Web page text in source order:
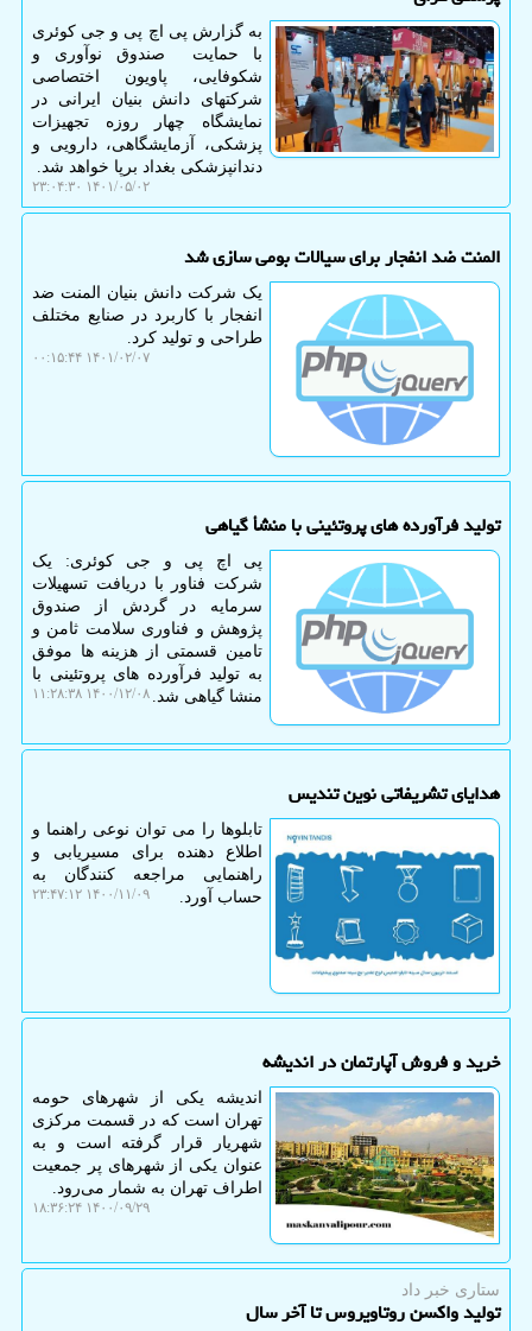
به گزارش پی اچ پی و جی کوئری
با حمایت ‎ صندوق نوآوری و
شکوفایی، پاویون اختصاصی
شرکتهای دانش بنیان ایرانی در
نمایشگاه چهار روزه تجهیزات
پزشکی، آزمایشگاهی، دارویی و
دندانپزشکی بغداد برپا خواهد شد.
۱۴۰۱/۰۵/۰۲ ۲۳:۰۴:۳۰
المنت ضد انفجار برای سیالات بومی سازی شد
یک شرکت دانش بنیان المنت ضد
انفجار با کاربرد در صنایع مختلف
طراحی و تولید کرد.
۱۴۰۱/۰۲/۰۷ ۰۰:۱۵:۴۴
تولید فرآورده های پروتئینی با منشأ گیاهی
پی اچ پی و جی کوئری: یک
شرکت فناور با دریافت تسهیلات
سرمایه در گردش از صندوق
پژوهش و فناوری سلامت ثامن و
تامین قسمتی از هزینه ها موفق
به تولید فرآورده های پروتئینی با
منشا گیاهی شد.
۱۴۰۰/۱۲/۰۸ ۱۱:۲۸:۳۸
هدایای تشریفاتی نوین تندیس
تابلوها را می توان نوعی راهنما و
اطلاع دهنده برای مسیریابی و
راهنمایی مراجعه‌ کنندگان به
حساب آورد.
۱۴۰۰/۱۱/۰۹ ۲۳:۴۷:۱۲
خرید و فروش آپارتمان در اندیشه
اندیشه یکی از شهرهای حومه
تهران است که در قسمت مرکزی
شهریار قرار گرفته است و به
عنوان یکی از شهرهای پر جمعیت
اطراف تهران به شمار می‌رود.
۱۴۰۰/۰۹/۲۹ ۱۸:۳۶:۲۴
ستاری خبر داد
تولید واکسن روتاویروس تا آخر سال